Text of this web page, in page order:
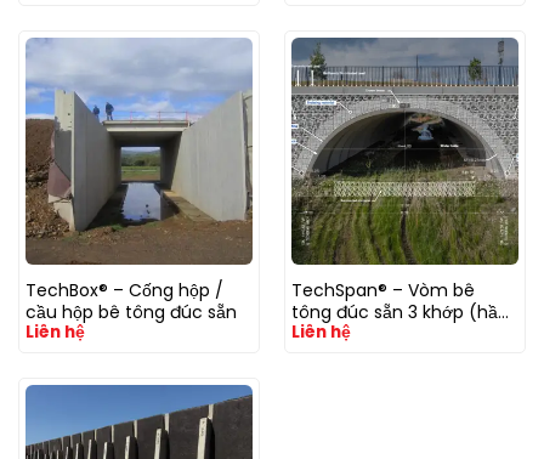
TechBox® – Cống hộp /
cầu hộp bê tông đúc sẵn
Liên hệ
TechSpan® – Vòm bê
tông đúc sẵn 3 khớp (hầm
chui, cống vòm, cầu vùi)
Liên hệ